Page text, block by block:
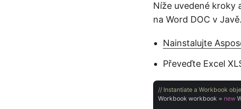
Níže uvedené kroky
na Word DOC v Javě.
Nainstalujte
Převeďte Excel
// Instantiate a Workbook
Workbook workbook = new